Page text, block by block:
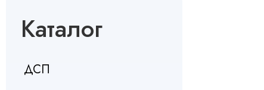
Каталог
ДСП